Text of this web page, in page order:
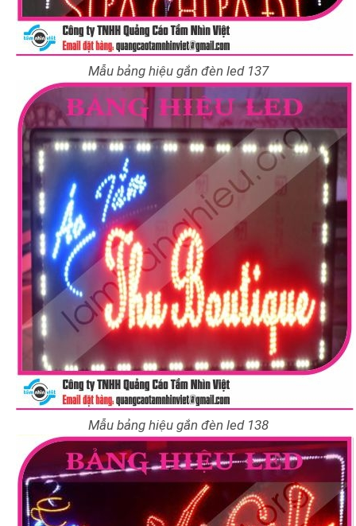
Mẫu bảng hiệu gắn đèn led 137
Mẫu bảng hiệu gắn đèn led 138